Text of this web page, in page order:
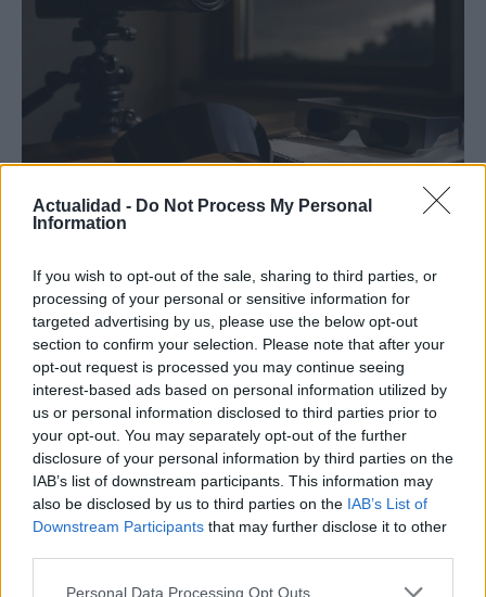
Actualidad - Do Not Process My Personal
Information
If you wish to opt-out of the sale, sharing to third parties, or
processing of your personal or sensitive information for
targeted advertising by us, please use the below opt-out
section to confirm your selection. Please note that after your
opt-out request is processed you may continue seeing
interest-based ads based on personal information utilized by
us or personal information disclosed to third parties prior to
your opt-out. You may separately opt-out of the further
disclosure of your personal information by third parties on the
IAB’s list of downstream participants. This information may
also be disclosed by us to third parties on the IAB’s List of
Downstream Participants that may further disclose it to other
Please note that this website/app uses one or more Google
Personal Data Processing Opt Outs
Protocolos de seguridad ocular y
consejos para fotografiar eclipses solares
Un eclipse solar es un espectáculo natural que…
CIENCIA Y TECNOLOGÍA